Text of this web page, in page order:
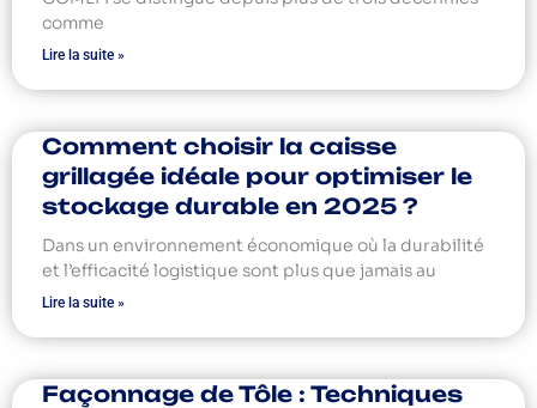
comme
Lire la suite »
Comment choisir la caisse
grillagée idéale pour optimiser le
stockage durable en 2025 ?
Dans un environnement économique où la durabilité
et l’efficacité logistique sont plus que jamais au
Lire la suite »
Façonnage de Tôle : Techniques